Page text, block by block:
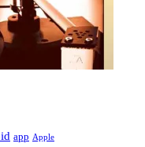
app Apple